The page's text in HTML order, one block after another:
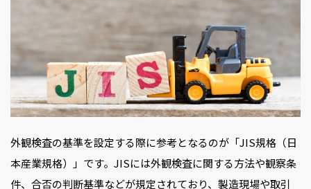
外観検査の基準を設定する際に参考となるのが「JIS規格（日
本産業規格）」です。JISには外観検査に関する方法や観察条
件、合否の判断基準などが規定されており、製造現場や取引